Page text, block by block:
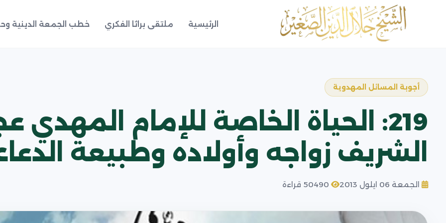
الرئيسية ملتقى براثا الفكري خطب الجمعة الدينية
أجوبة المسائل المهدوية
219: الحياة الخاصة للإمام المهدي
الشريف زواجه وأولاده وطبيعة
الجمعة 06 ايلول 2013